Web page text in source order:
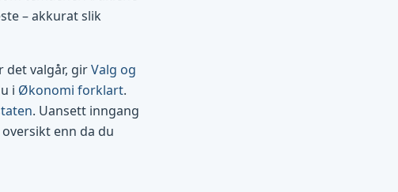
– akkurat slik
det valgår, girValg og
i Økonomi forklart.
. Uansett inngang
enn da du